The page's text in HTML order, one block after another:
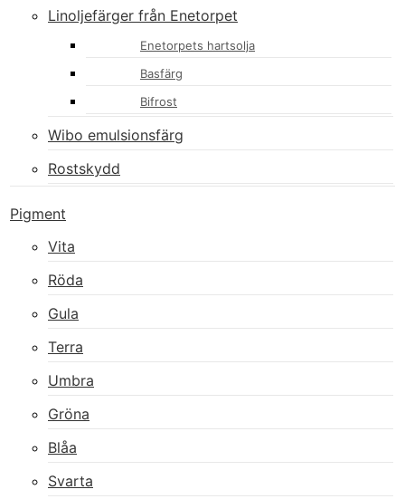
Linoljefärger från Enetorpet
Enetorpets hartsolja
Basfärg
Bifrost
Wibo emulsionsfärg
Rostskydd
Pigment
Vita
Röda
Gula
Terra
Umbra
Gröna
Blåa
Svarta